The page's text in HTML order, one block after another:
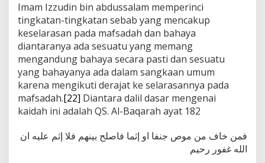
Imam Izzudin bin abdussalam memperinci
tingkatan-tingkatan sebab yang mencakup
keselarasan pada mafsadah dan bahaya
diantaranya ada sesuatu yang memang
mengandung bahaya secara pasti dan sesuatu
yang bahayanya ada dalam sangkaan umum
karena mengikuti derajat ke selarasannya pada
mafsadah.[22] Diantara dalil dasar mengenai
kaidah ini adalah QS. Al-Baqarah ayat 182
فمن خاف من موص جنفا او إثما فاصلح بينهم فلا إثم عليه ان
الله غفور رحيم